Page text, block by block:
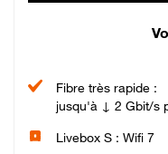
Fibre très rapide :
jusqu'à ↓ 2 Gbit/s
Livebox S : Wifi 7